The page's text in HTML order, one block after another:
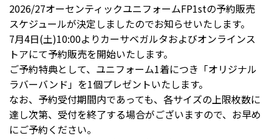
2026/27オーセンティックユニフォームFP1stの予約販売
スケジュールが決定しましたのでお知らせいたします。
7月4日(土)10:00よりカーサベガルタおよびオンラインス
トアにて予約販売を開始いたします。
ご予約特典として、ユニフォーム1着につき「オリジナル
ラバーバンド」を1個プレゼントいたします。
なお、予約受付期間内であっても、各サイズの上限枚数に
達し次第、受付を終了する場合がございますので、お早め
にご予約ください。